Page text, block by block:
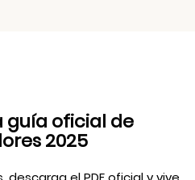
guía oficial de
2025